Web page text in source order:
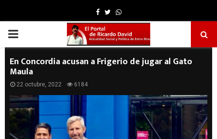
Facebook
TwitterWhatsapp
PRIMARY
MENU
En Concordia acusan a Frigerio de jugar al Gato
Maula
22 octubre, 2022 6184